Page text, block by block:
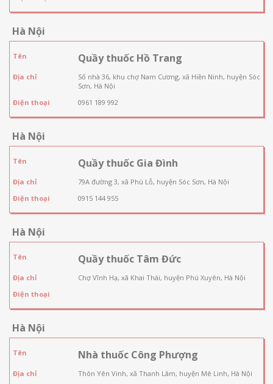
Hà Nội
Tên Quầy thuốc Hồ Trang
Địa chỉ
Số nhà 36, khu chợ Nam Cương, xã Hiền Ninh, huyện Sóc
Sơn, Hà Nội
Điện thoại
0961 189 992
Hà Nội
Tên Quầy thuốc Gia Đình
Địa chỉ
79A đường 3, xã Phù Lỗ, huyện Sóc Sơn, Hà Nội
Điện thoại
0915 144 955
Hà Nội
Tên Quầy thuốc Tâm Đức
Địa chỉ
Chợ Vĩnh Hạ, xã Khai Thái, huyện Phú Xuyên, Hà Nội
Điện thoại
Hà Nội
Tên Nhà thuốc Công Phượng
Địa chỉ
Thôn Yên Vinh, xã Thanh Lâm, huyện Mê Linh, Hà Nội